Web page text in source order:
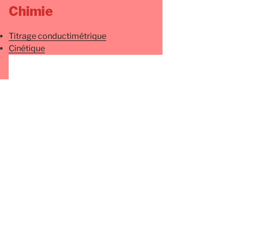
Chimie
Titrage conductimétrique
Cinétique